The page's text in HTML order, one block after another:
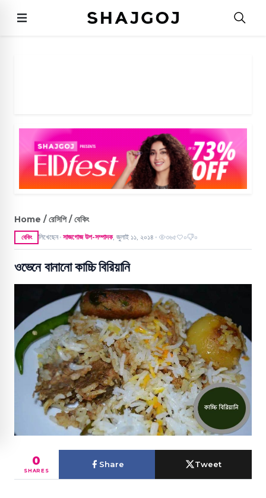
Home / রেসিপি / বেকিং
বেকিং লিখেছেন ● সাজগোজ উপ-সম্পাদক,জুলাই ১১, ২০১৪ ● ৩৬৫ ০ ০
ওভেনে বানানো কাচ্চি বিরিয়ানি
0
SHARES
Share Tweet